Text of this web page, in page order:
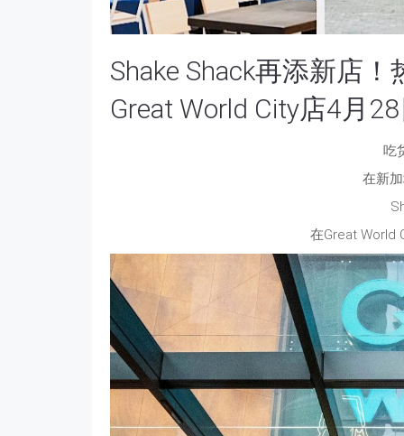
Shake Shack再添新店
Great World City店4月
吃
在新
在Great World